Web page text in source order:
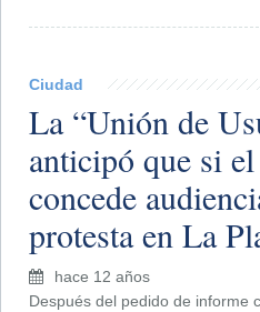
Ciudad
La “Unión de
anticipó que si
concede
protesta en La
hace 12 años
Después del pedido de informe